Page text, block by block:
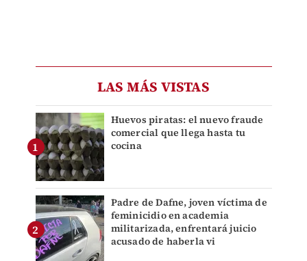
LAS MÁS VISTAS
Huevos piratas: el nuevo fraude
comercial que llega hasta tu
cocina
Padre de Dafne, joven víctima de
feminicidio en academia
militarizada, enfrentará juicio
acusado de haberla vi